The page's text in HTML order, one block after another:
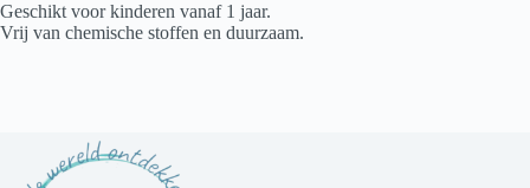
Geschikt voor kinderen vanaf 1 jaar.
Vrij van chemische stoffen en duurzaam.